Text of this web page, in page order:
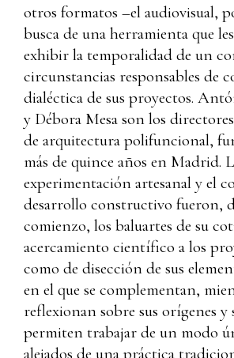
otros formatos –el audiovisual,
busca de una herramienta que
exhibir la temporalidad de un
circunstancias responsables de
dialéctica de sus proyectos.
y Débora Mesa son los
de arquitectura polifuncional,
más de quince años en Madrid.
experimentación artesanal y el
desarrollo constructivo fueron,
comienzo, los baluartes de su
acercamiento científico a los
como de disección de sus
en el que se complementan,
reflexionan sobre sus orígenes y
permiten trabajar de un modo
alejados de una práctica